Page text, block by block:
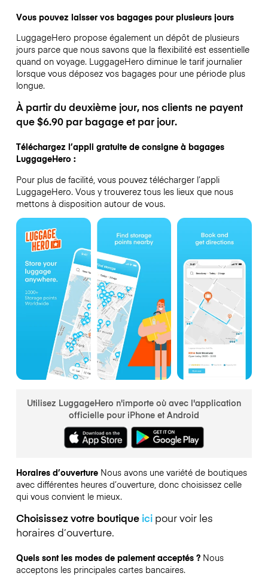
Vous pouvez laisser vos bagages pour plusieurs jours
LuggageHero propose également un dépôt de plusieurs
jours parce que nous savons que la flexibilité est essentielle
quand on voyage. LuggageHero diminue le tarif journalier
lorsque vous déposez vos bagages pour une période plus
longue.
À partir du deuxième jour, nos clients ne payent
que $6.90 par bagage et par jour.
Téléchargez l’appli gratuite de consigne à bagages
LuggageHero :
Pour plus de facilité, vous pouvez télécharger l’appli
LuggageHero. Vous y trouverez tous les lieux que nous
mettons à disposition autour de vous.
Utilisez LuggageHero n'importe où avec l'application
officielle pour iPhone et Android
Horaires d’ouverture Nous avons une variété de boutiques
avec différentes heures d’ouverture, donc choisissez celle
qui vous convient le mieux.
Choisissez votre boutique icipour voir les
horaires d’ouverture.
Quels sont les modes de paiement acceptés ? Nous
acceptons les principales cartes bancaires.